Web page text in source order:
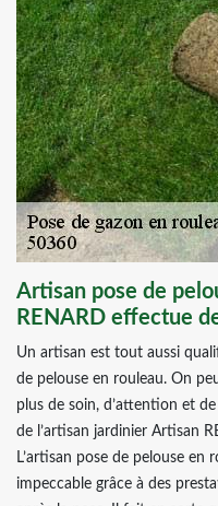
Artisan pose de
RENARD effectue
Un artisan est tout aussi
de pelouse en rouleau. On
plus de soin, d’attention et
de l’artisan jardinier Artisan
L’artisan pose de pelouse en
impeccable grâce à des